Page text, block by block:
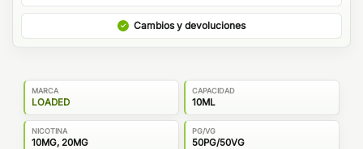
Cambios y devoluciones
MARCA
LOADED
CAPACIDAD
10ML
NICOTINA
10MG, 20MG
PG/VG
50PG/50VG